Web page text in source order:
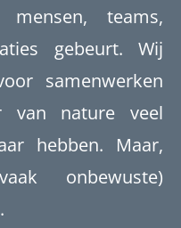
teams,
gebeurt. Wij
samenwerken
van nature veel
hebben. Maar,
onbewuste)